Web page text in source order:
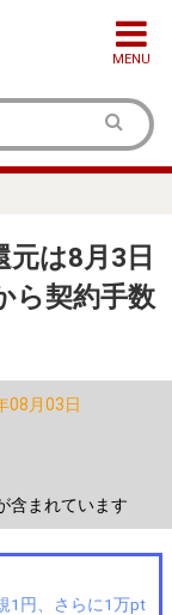
MENU
元は8月3日
ら契約手数
08月03日
含まれています
1円、さらに1万pt